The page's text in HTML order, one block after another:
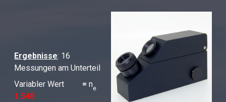
Ergebnisse: 16
Messungen am Unterteil
Variabler Wert
= ne
1.548